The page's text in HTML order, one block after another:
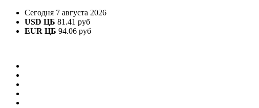
Сегодня 7 августа 2026
USD ЦБ 81.41 руб
EUR ЦБ 94.06 руб